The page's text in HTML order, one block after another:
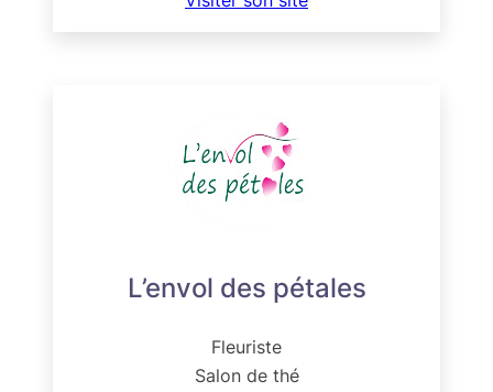
L’envol des pétales
Fleuriste
Salon de thé